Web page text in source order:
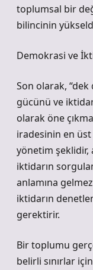
toplumsal bir
bilincinin
Demokrasi ve
Son olarak,
gücünü ve
olarak öne
iradesinin en
yönetim şeklidir,
iktidarın
anlamına
iktidarın
gerektirir.
Bir toplumu
belirli sınırlar